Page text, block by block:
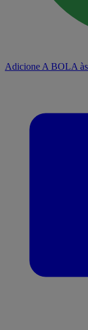
Adicione A BOLA às